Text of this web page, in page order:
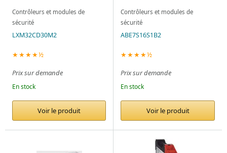
Contrôleurs et modules de
sécurité
LXM32CD30M2
★★★★½
Prix sur demande
En stock
Voir le produit
Contrôleurs et modules de
sécurité
ABE7S16S1B2
★★★★½
Prix sur demande
En stock
Voir le produit